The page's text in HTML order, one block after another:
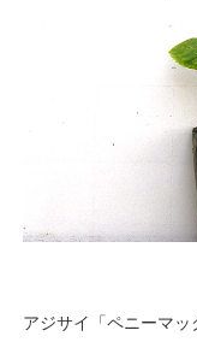
アジサイ「ペニーマッ